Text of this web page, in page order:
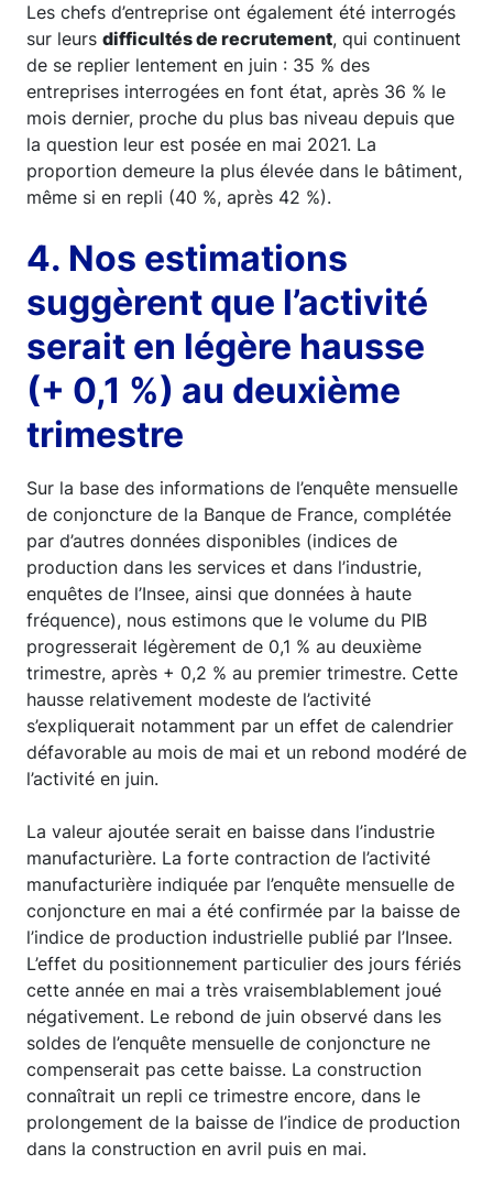
Les chefs d’entreprise ont également été interrogés
sur leurs difficultés de recrutement, qui continuent
de se replier lentement en juin : 35 % des
entreprises interrogées en font état, après 36 % le
mois dernier, proche du plus bas niveau depuis que
la question leur est posée en mai 2021. La
proportion demeure la plus élevée dans le bâtiment,
même si en repli (40 %, après 42 %).
4. Nos estimations
suggèrent que l’activité
serait en légère hausse
(+ 0,1 %) au deuxième
trimestre
Sur la base des informations de l’enquête mensuelle
de conjoncture de la Banque de France, complétée
par d’autres données disponibles (indices de
production dans les services et dans l’industrie,
enquêtes de l’Insee, ainsi que données à haute
fréquence), nous estimons que le volume du PIB
progresserait légèrement de 0,1 % au deuxième
trimestre, après + 0,2 % au premier trimestre. Cette
hausse relativement modeste de l’activité
s’expliquerait notamment par un effet de calendrier
défavorable au mois de mai et un rebond modéré de
l’activité en juin.
La valeur ajoutée serait en baisse dans l’industrie
manufacturière. La forte contraction de l’activité
manufacturière indiquée par l’enquête mensuelle de
conjoncture en mai a été confirmée par la baisse de
l’indice de production industrielle publié par l’Insee.
L’effet du positionnement particulier des jours fériés
cette année en mai a très vraisemblablement joué
négativement. Le rebond de juin observé dans les
soldes de l’enquête mensuelle de conjoncture ne
compenserait pas cette baisse. La construction
connaîtrait un repli ce trimestre encore, dans le
prolongement de la baisse de l’indice de production
dans la construction en avril puis en mai.